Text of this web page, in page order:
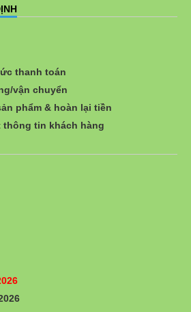
thanh toán
vận chuyển
phẩm & hoàn lại tiền
thông tin khách hàng